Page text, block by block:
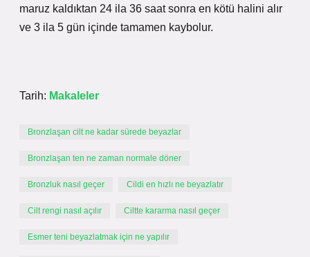
maruz kaldıktan 24 ila 36 saat sonra en kötü halini alır
ve 3 ila 5 gün içinde tamamen kaybolur.
Tarih: Makaleler
Bronzlaşan cilt ne kadar sürede beyazlar
Bronzlaşan ten ne zaman normale döner
Bronzluk nasıl geçer Cildi en hızlı ne beyazlatır
Cilt rengi nasıl açılır Ciltte kararma nasıl geçer
Esmer teni beyazlatmak için ne yapılır